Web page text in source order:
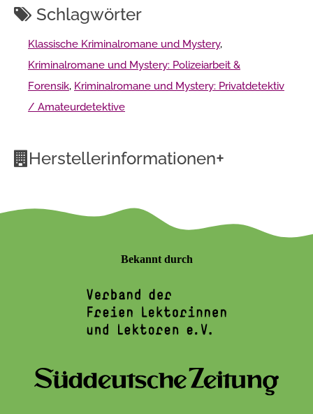
Schlagwörter
Klassische Kriminalromane und Mystery,
Kriminalromane und Mystery: Polizeiarbeit &
Forensik, Kriminalromane und Mystery: Privatdetektiv
/ Amateurdetektive
Herstellerinformationen+
Bekannt durch